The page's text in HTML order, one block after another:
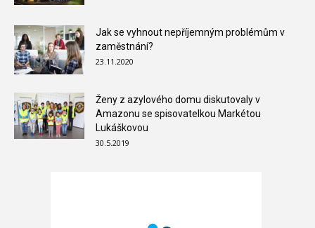
Jak se vyhnout nepříjemným problémům v
zaměstnání?
23.11.2020
Ženy z azylového domu diskutovaly v
Amazonu se spisovatelkou Markétou
Lukáškovou
30.5.2019